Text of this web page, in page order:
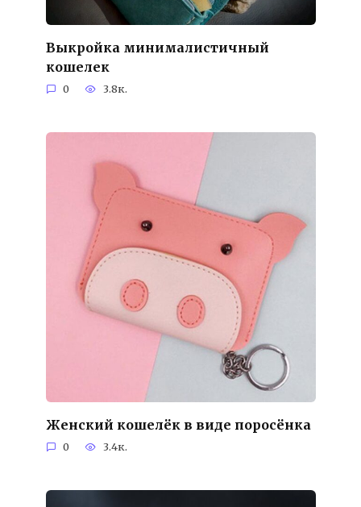
Выкройка минималистичный
кошелек
0 3.8к.
Женский кошелёк в виде поросёнка
0 3.4к.